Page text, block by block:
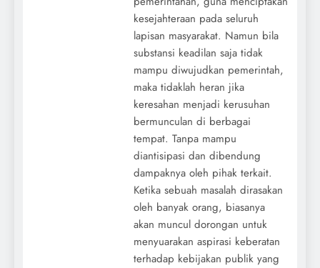
kesejahteraan pada seluruh
lapisan masyarakat. Namun bila
substansi keadilan saja tidak
mampu diwujudkan pemerintah,
maka tidaklah heran jika
keresahan menjadi kerusuhan
bermunculan di berbagai
tempat. Tanpa mampu
diantisipasi dan dibendung
dampaknya oleh pihak terkait.
Ketika sebuah masalah dirasakan
oleh banyak orang, biasanya
akan muncul dorongan untuk
menyuarakan aspirasi keberatan
terhadap kebijakan publik yang